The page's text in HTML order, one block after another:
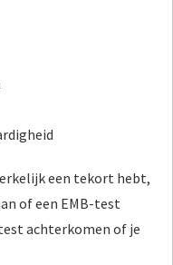
een tekort hebt,
of een EMB-test
achterkomen of je